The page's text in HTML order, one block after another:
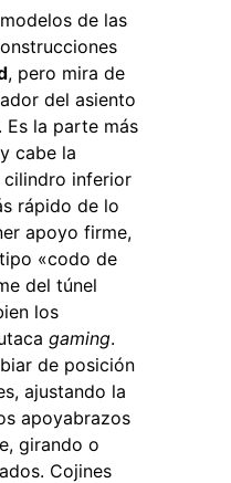
de las
, pero mira de
del asiento
Es la parte más
cabe la
inferior
rápido de lo
apoyo firme,
«codo de
del túnel
los
gaming.
de posición
ajustando la
apoyabrazos
girando o
Cojines